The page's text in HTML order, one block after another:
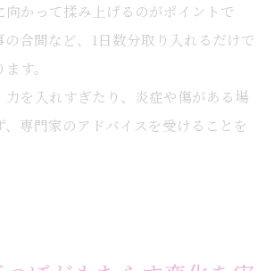
向かって揉み上げるのがポイントで
の合間など、1日数分取り入れるだけで
す。
力を入れすぎたり、炎症や傷がある場
、専門家のアドバイスを受けることを